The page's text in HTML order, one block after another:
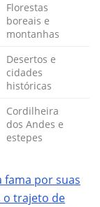
Florestas
boreais e
montanhas
Desertos e
cidades
históricas
Cordilheira
dos Andes e
estepes
fama por suas
o trajeto de